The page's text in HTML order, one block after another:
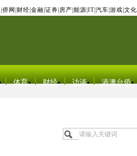
侨网 财经 金融 证券 房产 能源 IT| 汽车 游戏 文化
体育 财经 访谈 港澳台侨